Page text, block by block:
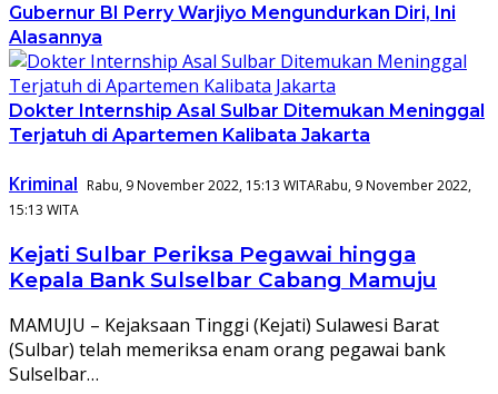
Gubernur BI Perry Warjiyo Mengundurkan Diri, Ini
Alasannya
Dokter Internship Asal Sulbar Ditemukan Meninggal
Terjatuh di Apartemen Kalibata Jakarta
Kriminal Rabu, 9 November 2022, 15:13 WITARabu, 9 November 2022,
15:13 WITA
Kejati Sulbar Periksa Pegawai hingga
Kepala Bank Sulselbar Cabang Mamuju
MAMUJU – Kejaksaan Tinggi (Kejati) Sulawesi Barat
(Sulbar) telah memeriksa enam orang pegawai bank
Sulselbar…